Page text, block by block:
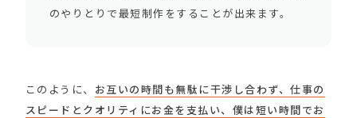
のやりとりで最短制作をすることが出来ます。
このように、 お互いの時間も無駄に干渉し合わず、仕事の
スピードとクオリティにお金を支払い、僕は短い時間でお